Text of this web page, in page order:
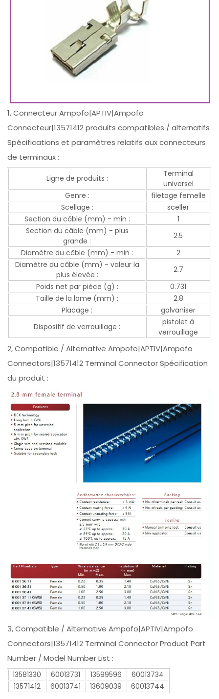
1, Connecteur Ampofo|APTIV|Ampofo
Connecteur|13571412 produits compatibles / alternatifs
Spécifications et paramètres relatifs aux connecteurs
de terminaux :
Ligne de produits :
Terminal
universel
Genre :
filetage femelle
Scellage :
sceller
Section du câble (mm) - min :
1
Section du câble (mm) - plus
grande :
2.5
Diamètre du câble (mm) - min :
2
Diamètre du câble (mm) - valeur la
plus élevée :
2.7
Poids net par pièce (g) :
0.731
Taille de la lame (mm) :
2.8
Placage :
galvaniser
Dispositif de verrouillage :
pistolet à
verrouillage
2, Compatible / Alternative Ampofo|APTIV|Ampofo
Connectors|13571412 Terminal Connector Spécification
du produit :
3, Compatible / Alternative Ampofo|APTIV|Ampofo
Connectors|13571412 Terminal Connector Product Part
Number / Model Number List :
13581330 60013731 13599596
60013734
13571412
60013741 13609039 60013744